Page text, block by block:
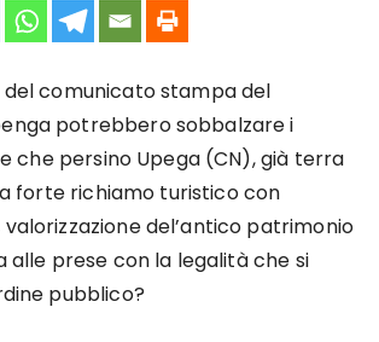
del comunicato stampa del
potrebbero sobbalzare i
che persino Upega (CN), già terra
forte richiamo turistico con
del’antico patrimonio
alle prese con la legalità che si
pubblico?